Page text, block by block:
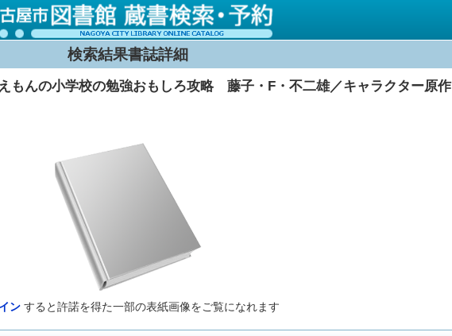
検索結果書誌詳細
んの小学校の勉強おもしろ攻略 藤子・F・不二雄／キャラクター原作
ン すると許諾を得た一部の表紙画像をご覧になれます